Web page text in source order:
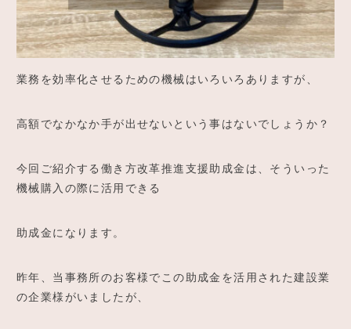
業務を効率化させるための機械はいろいろありますが、
高額でなかなか手が出せないという事はないでしょうか？
今回ご紹介する働き方改革推進支援助成金は、そういった
機械購入の際に活用できる
助成金になります。
昨年、当事務所のお客様でこの助成金を活用された建設業
の企業様がいましたが、